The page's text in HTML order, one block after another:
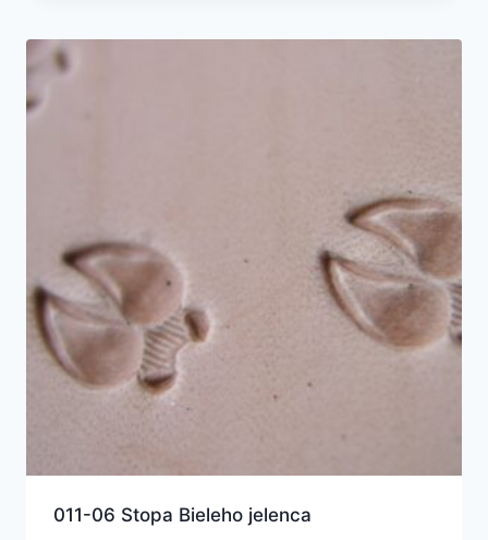
011-06 Stopa Bieleho jelenca